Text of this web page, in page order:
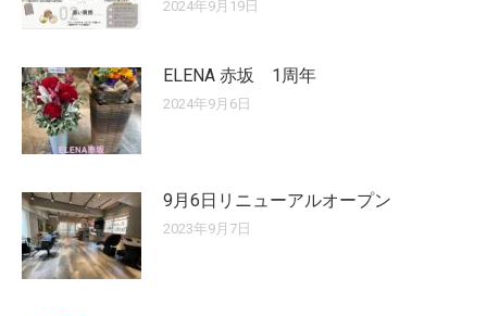
2024年9月19日
ELENA 赤坂 1周年
2024年9月6日
9月6日リニューアルオープン
2023年9月7日